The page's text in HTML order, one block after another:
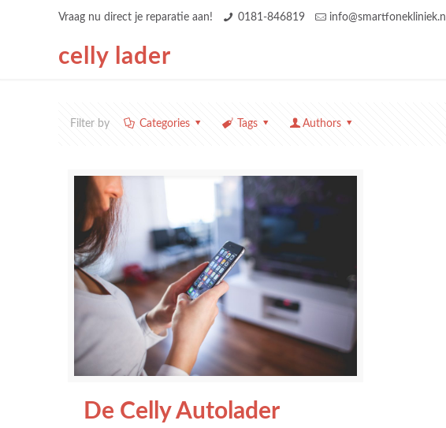
Vraag nu direct je reparatie aan! 0181-846819 info@smartfonekliniek.nl
celly lader
Filter by Categories Tags Authors
De Celly Autolader